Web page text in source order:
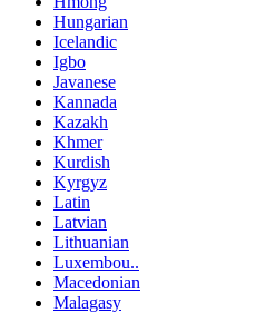
Hungarian
Icelandic
Igbo
Javanese
Kannada
Kazakh
Khmer
Kurdish
Kyrgyz
Latin
Latvian
Lithuanian
Luxembou..
Macedonian
Malagasy